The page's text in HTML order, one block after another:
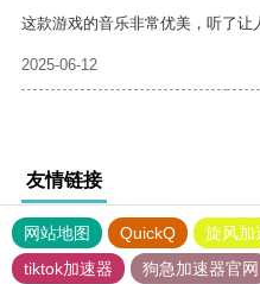
这款游戏的音乐非常优美，听了让
2025-06-12
友情链接
网站地图 QuickQ 旋风加
tiktok加速器
狗急加速器官网